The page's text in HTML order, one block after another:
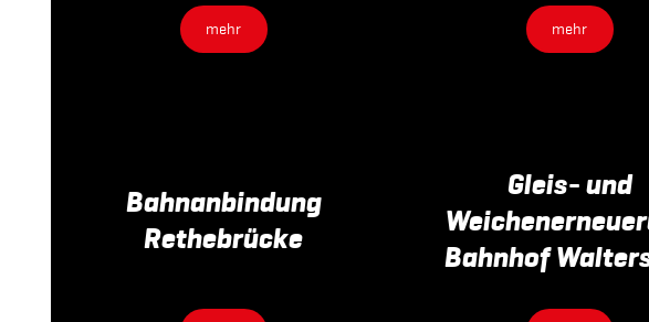
mehr mehr
Bahnanbindung
Rethebrücke
Gleis- und
Bahnhof